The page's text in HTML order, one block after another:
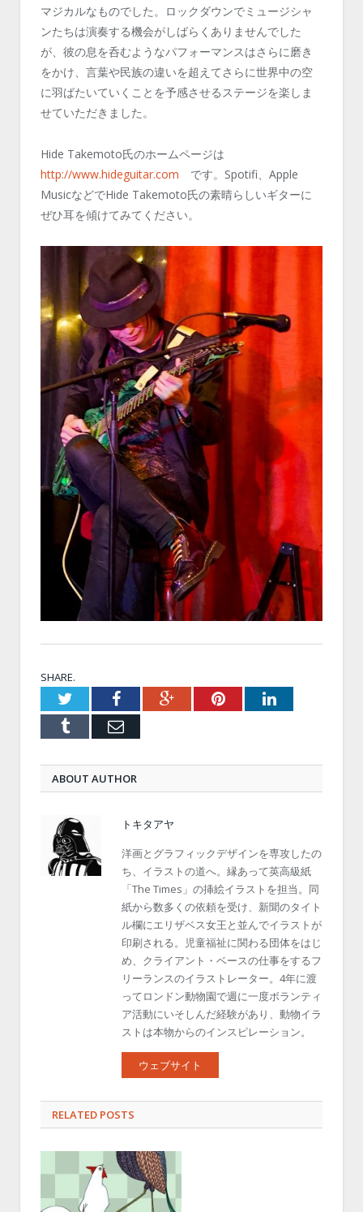
マジカルなものでした。ロックダウンでミュージシャ
ンたちは演奏する機会がしばらくありませんでした
が、彼の息を呑むようなパフォーマンスはさらに磨き
をかけ、言葉や民族の違いを超えてさらに世界中の空
に羽ばたいていくことを予感させるステージを楽しま
せていただきました。
Hide Takemoto氏のホームページは
http://www.hideguitar.com です。Spotifi、Apple
MusicなどでHide Takemoto氏の素晴らしいギターに
ぜひ耳を傾けてみてください。
SHARE.
TwitterFacebookGoogle+PinterestLinkedIn
Tumblr Email
ABOUT AUTHOR
トキタアヤ
洋画とグラフィックデザインを専攻したの
ち、イラストの道へ。縁あって英高級紙
「The Times」の挿絵イラストを担当。同
紙から数多くの依頼を受け、新聞のタイト
ル欄にエリザベス女王と並んでイラストが
印刷される。児童福祉に関わる団体をはじ
め、クライアント・ベースの仕事をするフ
リーランスのイラストレーター。4年に渡
ってロンドン動物園で週に一度ボランティ
ア活動にいそしんだ経験があり、動物イラ
ストは本物からのインスピレーション。
ウェブサイト
RELATED POSTS